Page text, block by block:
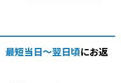
最短当日～翌日頃にお返